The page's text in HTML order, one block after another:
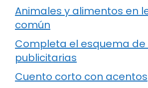
Animales y alimentos en
común
Completa el esquema de
publicitarias
Cuento corto con acentos